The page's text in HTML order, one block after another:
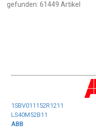
gefunden: 61449 Artikel
1SBV011152R1211
LS40M52B11
ABB